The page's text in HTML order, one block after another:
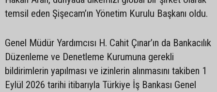
temsil eden Şişecam’ın Yönetim Kurulu Başkanı oldu.
Genel Müdür Yardımcısı H. Cahit Çınar’ın da Bankacılık
Düzenleme ve Denetleme Kurumuna gerekli
bildirimlerin yapılması ve izinlerin alınmasını takiben 1
Eylül 2026 tarihi itibarıyla Türkiye İş Bankası Genel